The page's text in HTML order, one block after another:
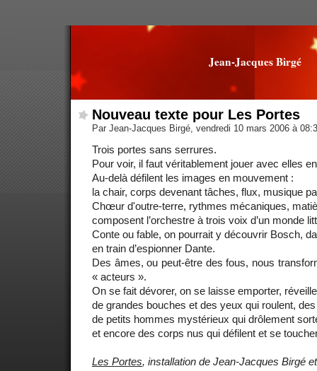
Jean-Jacques Birgé
Nouveau texte pour Les Portes
Par Jean-Jacques Birgé, vendredi 10 mars 2006 à
Trois portes sans serrures.
Pour voir, il faut véritablement jouer avec elles
Au-delà défilent les images en mouvement :
la chair, corps devenant tâches, flux, musique
Chœur d'outre-terre, rythmes mécaniques,
composent l’orchestre à trois voix d’un monde
Conte ou fable, on pourrait y découvrir Bosch,
en train d’espionner Dante.
Des âmes, ou peut-être des fous, nous
« acteurs ».
On se fait dévorer, on se laisse emporter,
de grandes bouches et des yeux qui roulent,
de petits hommes mystérieux qui drôlement
et encore des corps nus qui défilent et se
Les Portes, installation de Jean-Jacques Birgé